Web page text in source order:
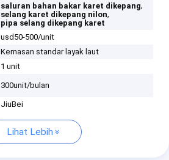
saluran bahan bakar karet dikepang,
selang karet dikepang nilon,
pipa selang dikepang karet
usd50-500/unit
Kemasan standar layak laut
1 unit
300unit/bulan
JiuBei
Lihat Lebih